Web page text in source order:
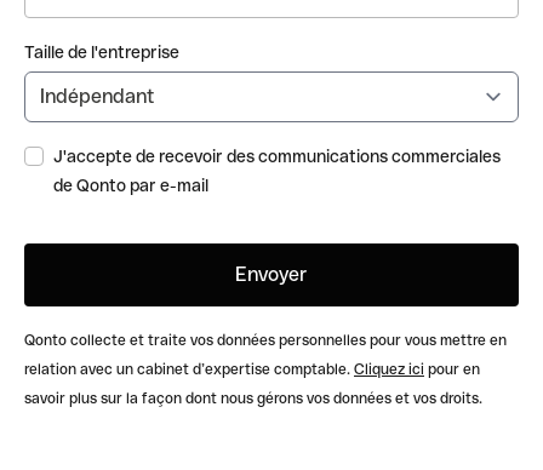
Taille de l'entreprise
J'accepte de recevoir des communications commerciales
de Qonto par e-mail
Qonto collecte et traite vos données personnelles pour vous mettre en
relation avec un cabinet d’expertise comptable. Cliquez ici pour en
savoir plus sur la façon dont nous gérons vos données et vos droits.